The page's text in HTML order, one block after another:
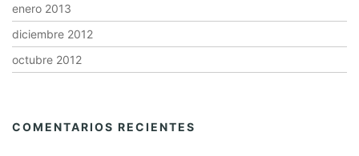
enero 2013
diciembre 2012
octubre 2012
COMENTARIOS RECIENTES